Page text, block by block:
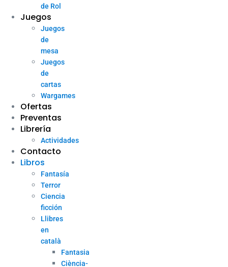
de Rol
Juegos
Juegos
de
mesa
Juegos
de
cartas
Wargames
Ofertas
Preventas
Librería
Actividades
Contacto
Libros
Fantasía
Terror
Ciencia
ficción
Llibres
en
català
Fantasia
Ciència-